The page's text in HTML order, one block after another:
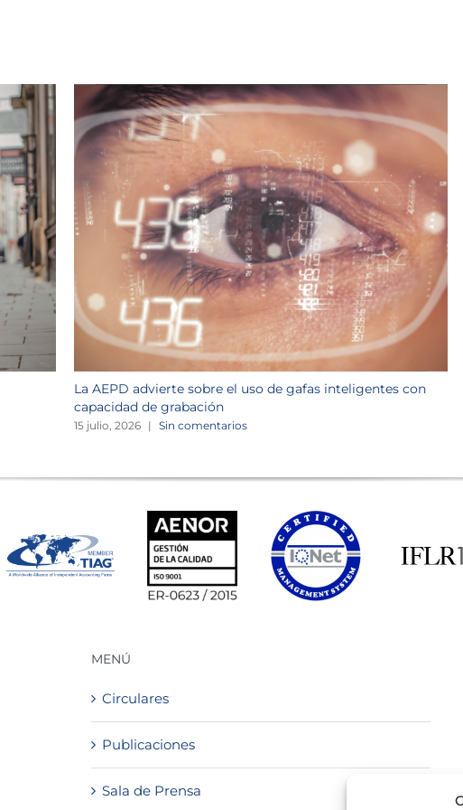
La AEPD advierte sobre el uso de gafas inteligentes con
capacidad de grabación
15 julio, 2026 | Sin comentarios
MENÚ
Circulares
Publicaciones
Sala de Prensa